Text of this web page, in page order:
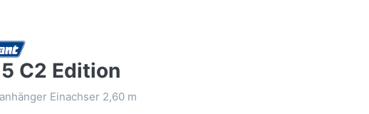
C2 Edition
Einachser 2,60 m